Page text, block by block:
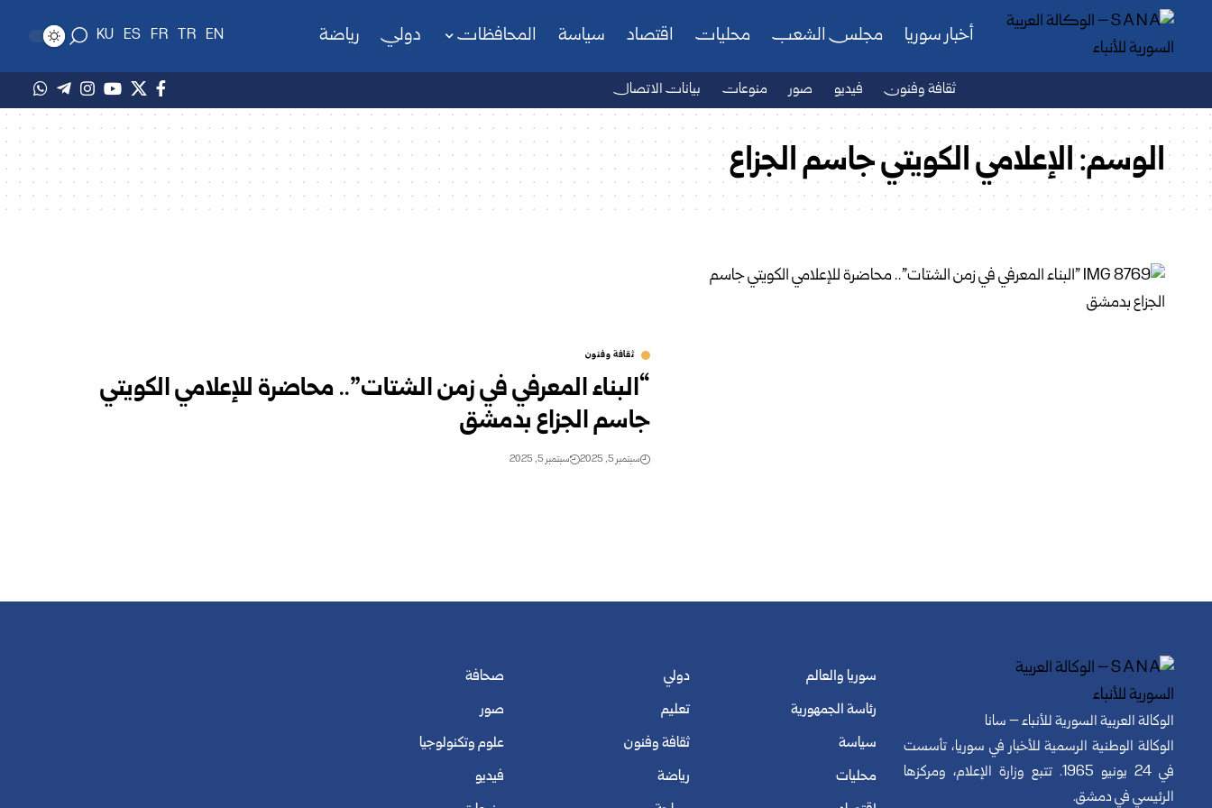
أخبار سوريا مجلس الشعب محليات اقتصاد سياسة المحافظات دولي رياضة EN
TR
FR
ES
KU
ثقافة وفنون فيديو صور منوعات بيانات الاتصال
الوسم:الإعلامي الكويتي جاسم الجزاع
ثقافة وفنون
“البناء المعرفي في زمن الشتات”.. محاضرة للإعلامي الكويتي
جاسم الجزاع بدمشق
سبتمبر 5, 2025 سبتمبر 5, 2025
الوكالة العربية السورية للأنباء – سانا
الوكالة الوطنية الرسمية للأخبار في سوريا، تأسست
في 24 يونيو 1965. تتبع وزارة الإعلام، ومركزها
الرئيسي في دمشق.
سوريا والعالم
رئاسة الجمهورية
سياسة
محليات
دولي
تعليم
ثقافة وفنون
رياضة
صحافة
صور
علوم وتكنولوجيا
فيديو